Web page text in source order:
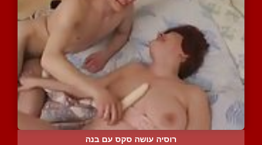
רוסיה עושה סקס עם בנה